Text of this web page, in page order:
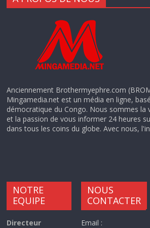
Anciennement Brothermyephre.com
Mingamedia.net est un média en ligne,
démocratique du Congo. Nous sommes la
et la passion de vous informer 24 heures
dans tous les coins du globe. Avec nous,
NOTRE
EQUIPE
Directeur
NOUS
CONTACTER
Email :